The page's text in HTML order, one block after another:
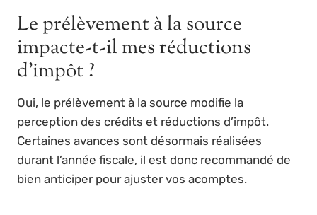
Le prélèvement à la source
impacte-t-il mes réductions
d’impôt ?
Oui, le prélèvement à la source modifie la
perception des crédits et réductions d’impôt.
Certaines avances sont désormais réalisées
durant l’année fiscale, il est donc recommandé de
bien anticiper pour ajuster vos acomptes.